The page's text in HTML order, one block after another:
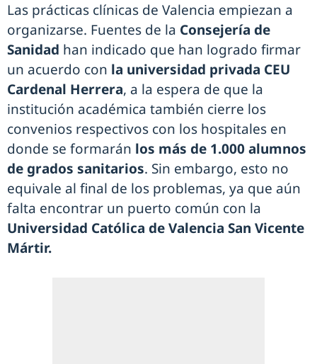
Las prácticas clínicas de Valencia empiezan a
organizarse. Fuentes de la Consejería de
Sanidad han indicado que han logrado firmar
un acuerdo con la universidad privada CEU
Cardenal Herrera, a la espera de que la
institución académica también cierre los
convenios respectivos con los hospitales en
donde se formarán los más de 1.000 alumnos
de grados sanitarios. Sin embargo, esto no
equivale al final de los problemas, ya que aún
falta encontrar un puerto común con la
Universidad Católica de Valencia San Vicente
Mártir.